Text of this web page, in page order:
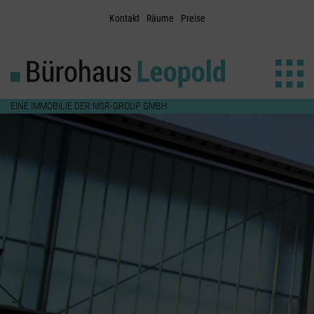
Kontakt Räume Preise
EINE IMMOBILIE DER MSR-GROUP GMBH